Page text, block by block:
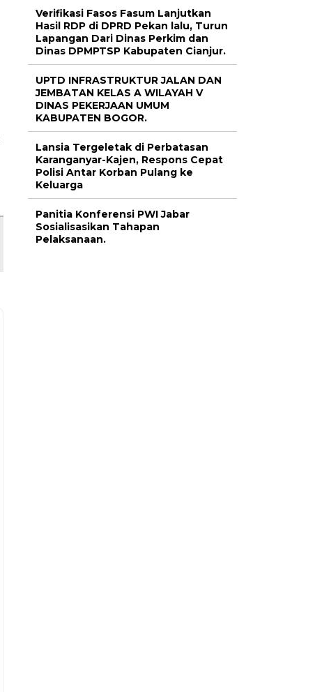
Verifikasi Fasos Fasum Lanjutkan
Hasil RDP di DPRD Pekan lalu, Turun
Lapangan Dari Dinas Perkim dan
Dinas DPMPTSP Kabupaten Cianjur.
UPTD INFRASTRUKTUR JALAN DAN
JEMBATAN KELAS A WILAYAH V
DINAS PEKERJAAN UMUM
KABUPATEN BOGOR.
Lansia Tergeletak di Perbatasan
Karanganyar-Kajen, Respons Cepat
Polisi Antar Korban Pulang ke
Keluarga
Panitia Konferensi PWI Jabar
Sosialisasikan Tahapan
Pelaksanaan.